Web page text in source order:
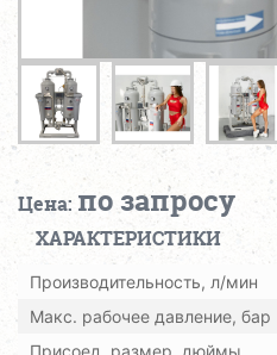
Цена: по запросу
ХАРАКТЕРИСТИКИ
Производительность, л/мин
Макс. рабочее давление, бар
Присоед. размер, дюймы